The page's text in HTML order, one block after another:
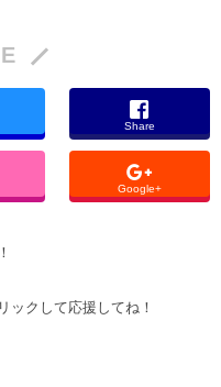
Share
Google+
ックして応援してね！